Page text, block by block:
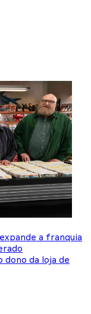
a franquia
dono da loja de